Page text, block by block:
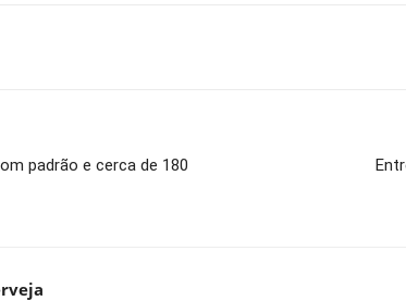
padrão e cerca de 180